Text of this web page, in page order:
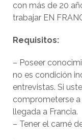
con más de 20
trabajar EN
Requisitos:
– Poseer
no es condición
entrevistas. Si
comprometerse
llegada a Francia.
– Tener el carné